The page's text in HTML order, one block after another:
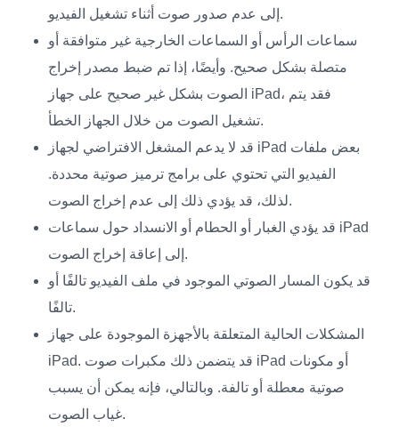
إلى عدم صدور صوت أثناء تشغيل الفيديو.
سماعات الرأس أو السماعات الخارجية غير متوافقة أو
متصلة بشكل صحيح. وأيضًا، إذا تم ضبط مصدر إخراج
الصوت بشكل غير صحيح على جهاز iPad، فقد يتم
تشغيل الصوت من خلال الجهاز الخطأ.
قد لا يدعم المشغل الافتراضي لجهاز iPad بعض ملفات
الفيديو التي تحتوي على برامج ترميز صوتية محددة.
لذلك، قد يؤدي ذلك إلى عدم إخراج الصوت.
قد يؤدي الغبار أو الحطام أو الانسداد حول سماعات iPad
إلى إعاقة إخراج الصوت.
قد يكون المسار الصوتي الموجود في ملف الفيديو تالفًا أو
تالفًا.
المشكلات الحالية المتعلقة بالأجهزة الموجودة على جهاز
iPad. قد يتضمن ذلك مكبرات صوت iPad أو مكونات
صوتية معطلة أو تالفة. وبالتالي، فإنه يمكن أن يسبب
غياب الصوت.